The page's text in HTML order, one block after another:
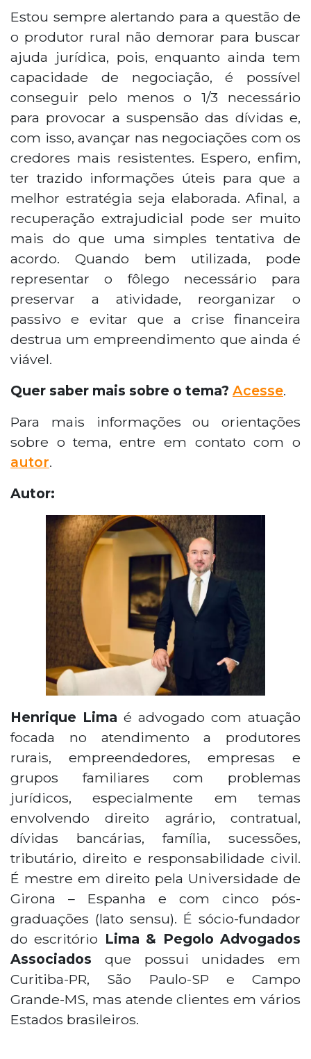
Estou sempre alertando para a questão de
o produtor rural não demorar para buscar
ajuda jurídica, pois, enquanto ainda tem
capacidade de negociação, é possível
conseguir pelo menos o 1/3 necessário
para provocar a suspensão das dívidas e,
com isso, avançar nas negociações com os
credores mais resistentes. Espero, enfim,
ter trazido informações úteis para que a
melhor estratégia seja elaborada. Afinal, a
recuperação extrajudicial pode ser muito
mais do que uma simples tentativa de
acordo. Quando bem utilizada, pode
representar o fôlego necessário para
preservar a atividade, reorganizar o
passivo e evitar que a crise financeira
destrua um empreendimento que ainda é
viável.
Quer saber mais sobre o tema? Acesse.
Para mais informações ou orientações
sobre o tema, entre em contato com o
autor.
Autor:
Henrique Lima é advogado com atuação
focada no atendimento a produtores
rurais, empreendedores, empresas e
grupos familiares com problemas
jurídicos, especialmente em temas
envolvendo direito agrário, contratual,
dívidas bancárias, família, sucessões,
tributário, direito e responsabilidade civil.
É mestre em direito pela Universidade de
Girona – Espanha e com cinco pós-
graduações (lato sensu). É sócio-fundador
do escritório Lima & Pegolo Advogados
Associados que possui unidades em
Curitiba-PR, São Paulo-SP e Campo
Grande-MS, mas atende clientes em vários
Estados brasileiros.